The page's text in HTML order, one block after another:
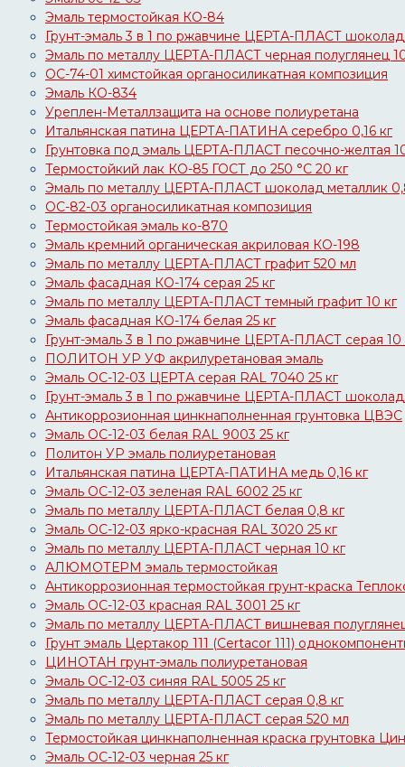
Эмаль термостойкая КО-84
Грунт-эмаль 3 в 1 по ржавчине ЦЕРТА-ПЛАСТ шоколад
Эмаль по металлу ЦЕРТА-ПЛАСТ черная полуглянец
ОС-74-01 химстойкая органосиликатная композиция
Эмаль КО-834
Уреплен-Металлзащита на основе полиуретана
Итальянская патина ЦЕРТА-ПАТИНА серебро 0,16 кг
Грунтовка под эмаль ЦЕРТА-ПЛАСТ песочно-желтая
Термостойкий лак КО-85 ГОСТ до 250 °C 20 кг
Эмаль по металлу ЦЕРТА-ПЛАСТ шоколад металлик
ОС-82-03 органосиликатная композиция
Термостойкая эмаль ко-870
Эмаль кремний органическая акриловая КО-198
Эмаль по металлу ЦЕРТА-ПЛАСТ графит 520 мл
Эмаль фасадная КО-174 серая 25 кг
Эмаль по металлу ЦЕРТА-ПЛАСТ темный графит 10 кг
Эмаль фасадная КО-174 белая 25 кг
Грунт-эмаль 3 в 1 по ржавчине ЦЕРТА-ПЛАСТ серая 10
ПОЛИТОН УР УФ акрилуретановая эмаль
Эмаль ОС-12-03 ЦЕРТА серая RAL 7040 25 кг
Грунт-эмаль 3 в 1 по ржавчине ЦЕРТА-ПЛАСТ шоколад
Антикоррозионная цинкнаполненная грунтовка ЦВЭС
Эмаль ОС-12-03 белая RAL 9003 25 кг
Политон УР эмаль полиуретановая
Итальянская патина ЦЕРТА-ПАТИНА медь 0,16 кг
Эмаль ОС-12-03 зеленая RAL 6002 25 кг
Эмаль по металлу ЦЕРТА-ПЛАСТ белая 0,8 кг
Эмаль ОС-12-03 ярко-красная RAL 3020 25 кг
Эмаль по металлу ЦЕРТА-ПЛАСТ черная 10 кг
АЛЮМОТЕРМ эмаль термостойкая
Антикоррозионная термостойкая грунт-краска
Эмаль ОС-12-03 красная RAL 3001 25 кг
Эмаль по металлу ЦЕРТА-ПЛАСТ вишневая
Грунт эмаль Цертакор 111 (Certacor 111)
ЦИНОТАН грунт-эмаль полиуретановая
Эмаль ОС-12-03 синяя RAL 5005 25 кг
Эмаль по металлу ЦЕРТА-ПЛАСТ серая 0,8 кг
Эмаль по металлу ЦЕРТА-ПЛАСТ серая 520 мл
Термостойкая цинкнаполненная краска грунтовка
Эмаль ОС-12-03 черная 25 кг